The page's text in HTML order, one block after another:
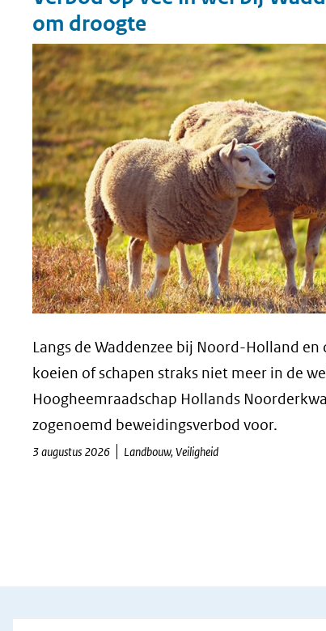
geweigerd.
om droogte
Langs de Waddenzee bij Noord-Holland en
koeien of schapen straks niet meer in de
Hoogheemraadschap Hollands
zogenoemd beweidingsverbod voor.
3 augustus 2026 Landbouw, Veiligheid